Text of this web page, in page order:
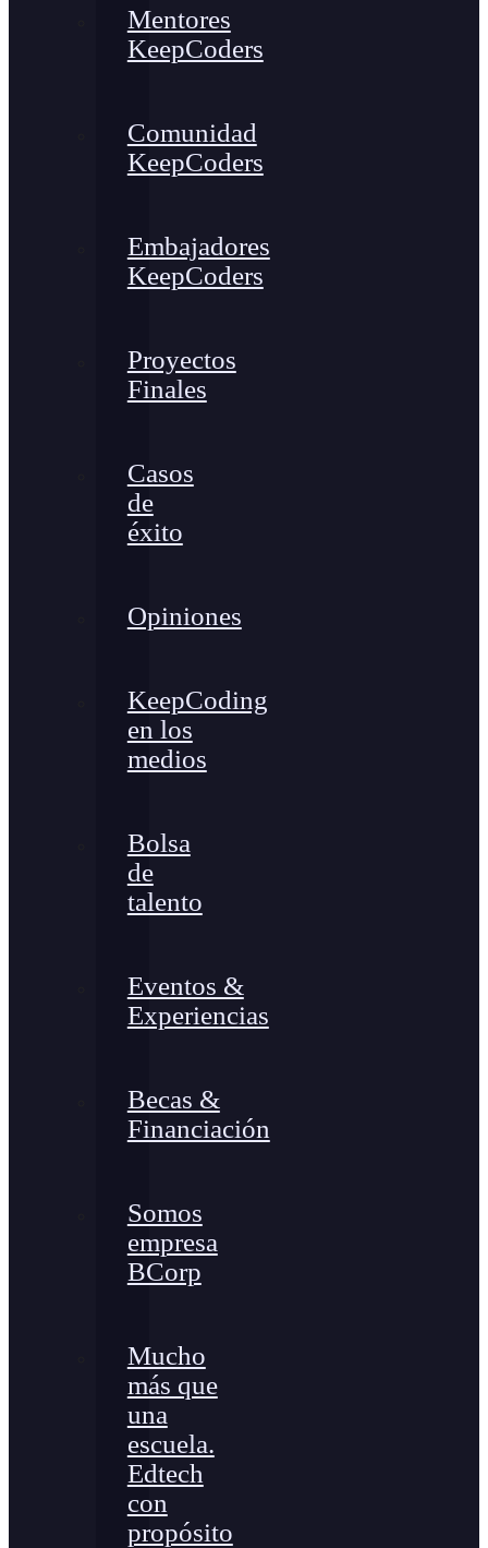
Mentores
KeepCoders
Comunidad
KeepCoders
Embajadores
KeepCoders
Proyectos
Finales
Casos
de
éxito
Opiniones
KeepCoding
en los
medios
Bolsa
de
talento
Eventos &
Experiencias
Becas &
Financiación
Somos
empresa
BCorp
Mucho
más que
una
escuela.
Edtech
con
propósito